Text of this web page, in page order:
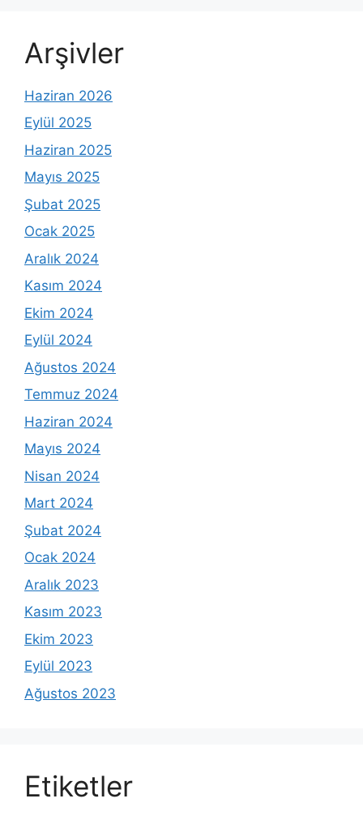
Arşivler
Haziran 2026
Eylül 2025
Haziran 2025
Mayıs 2025
Şubat 2025
Ocak 2025
Aralık 2024
Kasım 2024
Ekim 2024
Eylül 2024
Ağustos 2024
Temmuz 2024
Haziran 2024
Mayıs 2024
Nisan 2024
Mart 2024
Şubat 2024
Ocak 2024
Aralık 2023
Kasım 2023
Ekim 2023
Eylül 2023
Ağustos 2023
Etiketler